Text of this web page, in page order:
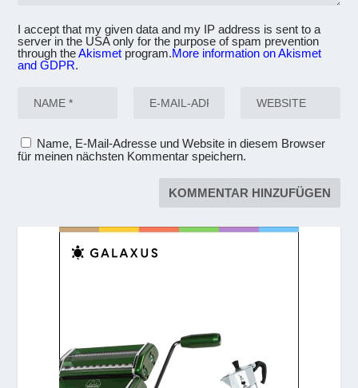
I accept that my given data and my IP address is sent to a
server in the USA only for the purpose of spam prevention
through theAkismet program.More information on Akismet
and GDPR.
Name, E-Mail-Adresse und Website in diesem Browser
für meinen nächsten Kommentar speichern.